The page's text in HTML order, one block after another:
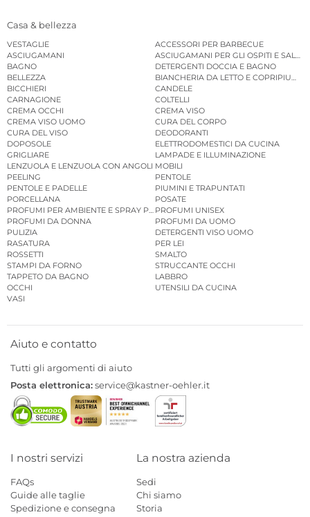
Casa & bellezza
VESTAGLIE
ACCESSORI PER BARBECUE
ASCIUGAMANI
ASCIUGAMANI PER GLI OSPITI E
BAGNO
DETERGENTI DOCCIA E BAGNO
BELLEZZA
BIANCHERIA DA LETTO E COPRIPIUMINI
BICCHIERI
CANDELE
CARNAGIONE
COLTELLI
CREMA OCCHI
CREMA VISO
CREMA VISO UOMO
CURA DEL CORPO
CURA DEL VISO
DEODORANTI
DOPOSOLE
ELETTRODOMESTICI DA CUCINA
GRIGLIARE
LAMPADE E ILLUMINAZIONE
LENZUOLA E LENZUOLA CON ANGOLI MOBILI
PEELING
PENTOLE
PENTOLE E PADELLE
PIUMINI E TRAPUNTATI
PORCELLANA
POSATE
PROFUMI PER AMBIENTE E SPRAY PER AMBIENTE
PROFUMI UNISEX
PROFUMI DA DONNA
PROFUMI DA UOMO
PULIZIA
DETERGENTI VISO UOMO
RASATURA
PER LEI
ROSSETTI
SMALTO
STAMPI DA FORNO
STRUCCANTE OCCHI
TAPPETO DA BAGNO
LABBRO
OCCHI
UTENSILI DA CUCINA
VASI
Aiuto e contatto
Tutti gli argomenti di aiuto
Posta elettronica:service@kastner-oehler.it
I nostri servizi
FAQs
Guide alle taglie
Spedizione e consegna
La nostra azienda
Sedi
Chi siamo
Storia